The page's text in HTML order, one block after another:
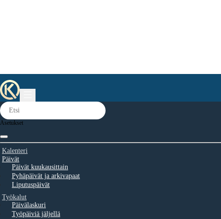
Asetukset
Kalenteri
Päivät
Päivät kuukausittain
Pyhäpäivät ja arkivapaat
Liputuspäivät
Työkalut
Päivälaskuri
Työpäiviä jäljellä